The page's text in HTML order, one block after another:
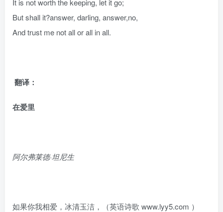
It is not worth the keeping, let it go;
But shall it?answer, darling, answer,no,
And trust me not all or all in all.
翻译：
在爱里
阿尔弗莱德·坦尼生
如果你我相爱，冰清玉洁，（英语诗歌 www.lyy5.com ）